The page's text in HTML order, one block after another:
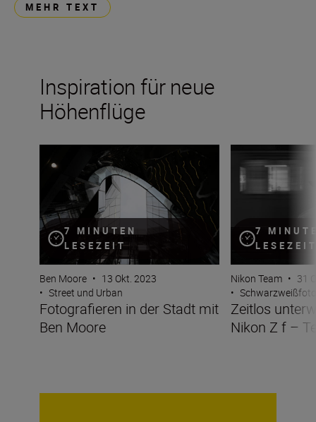
MEHR TEXT
Inspiration für neue
Höhenflüge
7 MINUTEN
LESEZEIT
Fotografieren in der Stadt mit Ben Moore
Ben Moore • 13 Okt. 2023
• Street und Urban
Fotografieren in der Stadt mit
Ben Moore
7
Nikon Team • 31
•
Zeitlos
Nikon Z f –